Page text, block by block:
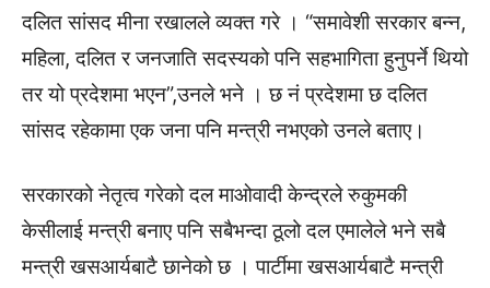
दलित सांसद मीना रखालले व्यक्त गरे । “समावेशी सरकार बन्न,
महिला, दलित र जनजाति सदस्यको पनि सहभागिता हुनुपर्ने थियो
तर यो प्रदेशमा भएन”,उनले भने । छ नं प्रदेशमा छ दलित
सांसद रहेकामा एक जना पनि मन्त्री नभएको उनले बताए।
सरकारको नेतृत्व गरेको दल माओवादी केन्द्रले रुकुमकी
केसीलाई मन्त्री बनाए पनि सबैभन्दा ठूलो दल एमालेले भने सबै
मन्त्री खसआर्यबाटै छानेको छ । पार्टीमा खसआर्यबाटै मन्त्री